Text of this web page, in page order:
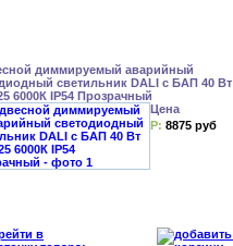
диммируемый аварийный
светильник DALI с БАП 40 Вт
6000К IP54 Прозрачный
Цена
Р: 8875 руб